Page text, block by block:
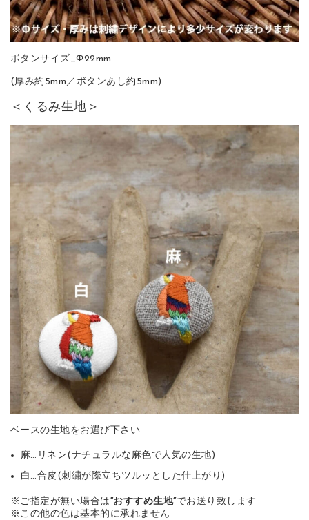
ボタンサイズ_Φ22mm
(厚み約5mm／ボタンあし約5mm)
＜くるみ生地＞
ベースの生地をお選び下さい
麻…リネン(ナチュラルな麻色で人気の生地)
白…合皮(刺繍が際立ちツルッとした仕上がり)
※ご指定が無い場合は“おすすめ生地”でお送り致します
※この他の色は基本的に承れません